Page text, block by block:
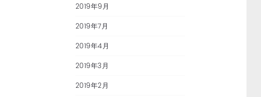
2019年9月
2019年7月
2019年4月
2019年3月
2019年2月